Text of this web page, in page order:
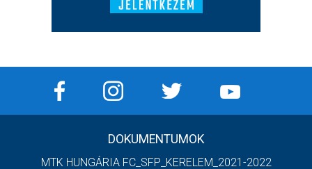
DOKUMENTUMOK
MTK HUNGÁRIA FC_SFP_KERELEM_2021-2022